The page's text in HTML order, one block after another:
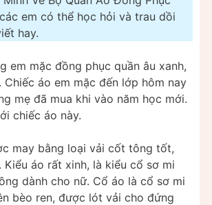
em có thể học hỏi và trau dồi
hay.
em mặc đồng phục quần âu xanh,
Chiếc áo em mặc đến lớp hôm nay
mẹ đã mua khi vào năm học mới.
chiếc áo này.
may bằng loại vải cốt tông tốt,
Kiểu áo rất xinh, là kiểu cổ sơ mi
dành cho nữ. Cổ áo là cổ sơ mi
bèo ren, được lót vải cho đứng